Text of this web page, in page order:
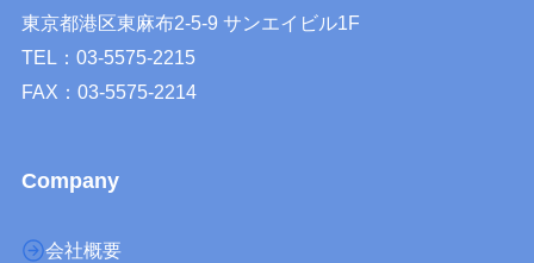
東京都港区東麻布2-5-9 サンエイビル1F
TEL：03-5575-2215
FAX：03-5575-2214
Company
会社概要